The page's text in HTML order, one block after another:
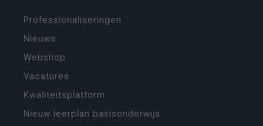
Professionaliseringen
Nieuws
Webshop
Vacatures
Kwaliteitsplatform
Nieuw leerplan basisonderwijs